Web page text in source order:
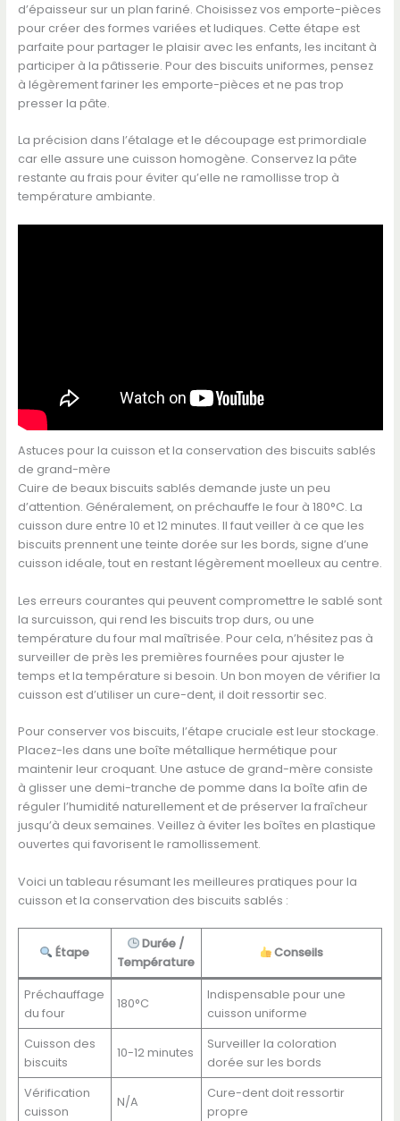
d’épaisseur sur un plan fariné. Choisissez vos emporte-pièces
pour créer des formes variées et ludiques. Cette étape est
parfaite pour partager le plaisir avec les enfants, les incitant à
participer à la pâtisserie. Pour des biscuits uniformes, pensez
à légèrement fariner les emporte-pièces et ne pas trop
presser la pâte.
La précision dans l’étalage et le découpage est primordiale
car elle assure une cuisson homogène. Conservez la pâte
restante au frais pour éviter qu’elle ne ramollisse trop à
température ambiante.
Astuces pour la cuisson et la conservation des biscuits sablés
de grand-mère
Cuire de beaux biscuits sablés demande juste un peu
d’attention. Généralement, on préchauffe le four à 180°C. La
cuisson dure entre 10 et 12 minutes. Il faut veiller à ce que les
biscuits prennent une teinte dorée sur les bords, signe d’une
cuisson idéale, tout en restant légèrement moelleux au centre.
Les erreurs courantes qui peuvent compromettre le sablé sont
la surcuisson, qui rend les biscuits trop durs, ou une
température du four mal maîtrisée. Pour cela, n’hésitez pas à
surveiller de près les premières fournées pour ajuster le
temps et la température si besoin. Un bon moyen de vérifier la
cuisson est d’utiliser un cure-dent, il doit ressortir sec.
Pour conserver vos biscuits, l’étape cruciale est leur stockage.
Placez-les dans une boîte métallique hermétique pour
maintenir leur croquant. Une astuce de grand-mère consiste
à glisser une demi-tranche de pomme dans la boîte afin de
réguler l’humidité naturellement et de préserver la fraîcheur
jusqu’à deux semaines. Veillez à éviter les boîtes en plastique
ouvertes qui favorisent le ramollissement.
Voici un tableau résumant les meilleures pratiques pour la
cuisson et la conservation des biscuits sablés :
Étape
Durée /
Température
Conseils
Préchauffage
du four
180°C
Indispensable pour une
cuisson uniforme
Cuisson des
biscuits
10-12 minutes
Surveiller la coloration
dorée sur les bords
Vérification
cuisson
N/A
Cure-dent doit ressortir
propre